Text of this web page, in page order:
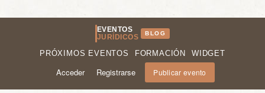
EVENTOS
JURÍDICOS
BLOG
PRÓXIMOS EVENTOS FORMACIÓN WIDGET
Acceder Registrarse Publicar evento